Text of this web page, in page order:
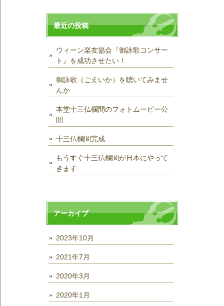
最近の投稿
ウィーン楽友協会『御詠歌コンサー
ト』を成功させたい！
御詠歌（ごえいか）を聴いてみませ
んか
本堂十三仏欄間のフォトムービー公
開
十三仏欄間完成
もうすぐ十三仏欄間が日本にやって
きます
アーカイブ
2023年10月
2021年7月
2020年3月
2020年1月